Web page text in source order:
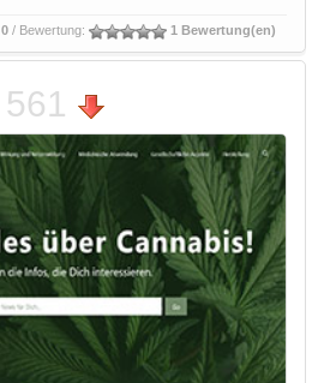
0/ Bewertung: 1 Bewertung(en)
561